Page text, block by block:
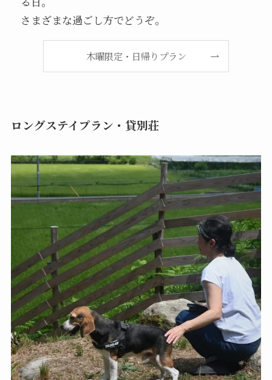
さまざまな過ごし方でどうぞ。
木曜限定・日帰りプラン
ロングステイプラン・貸別荘